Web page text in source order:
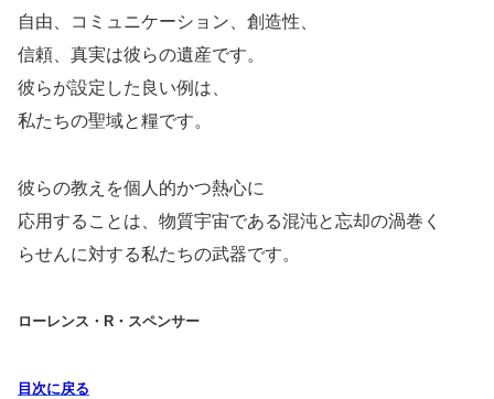
自由、コミュニケーション、創造性、
信頼、真実は彼らの遺産です。
彼らが設定した良い例は、
私たちの聖域と糧です。
彼らの教えを個人的かつ熱心に
応用することは、物質宇宙である混沌と忘却の渦巻く
らせんに対する私たちの武器です。
ローレンス・R・スペンサー
目次に戻る